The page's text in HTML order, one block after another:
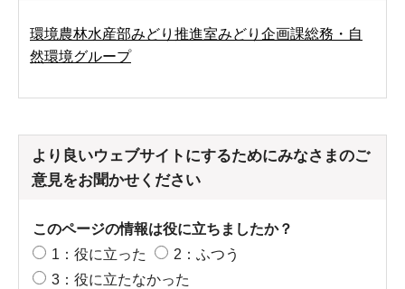
環境農林水産部みどり推進室みどり企画課総務・自
然環境グループ
より良いウェブサイトにするためにみなさまのご
意見をお聞かせください
このページの情報は役に立ちましたか？
1：役に立った
2：ふつう
3：役に立たなかった